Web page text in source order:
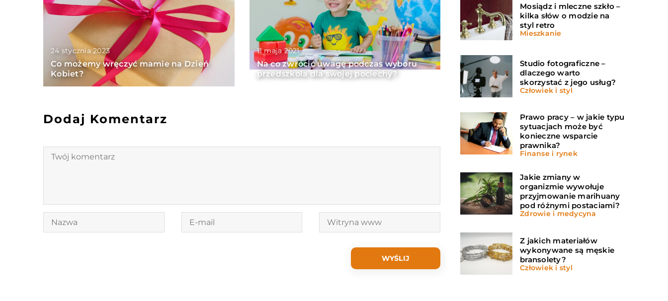
24 stycznia 2023
Co możemy wręczyć mamie na Dzień
Kobiet?
11 maja 2021
Na co zwrócić uwagę podczas wyboru
przedszkola dla swojej pociechy?
Dodaj Komentarz
Mosiądz i mleczne szkło –
kilka słów o modzie na
styl retro
Mieszkanie
Studio fotograficzne –
dlaczego warto
skorzystać z jego usług?
Człowiek i styl
Prawo pracy – w jakie typu
sytuacjach może być
konieczne wsparcie
prawnika?
Finanse i rynek
Jakie zmiany w
organizmie wywołuje
przyjmowanie marihuany
pod różnymi postaciami?
Zdrowie i medycyna
Z jakich materiałów
wykonywane są męskie
bransolety?
Człowiek i styl